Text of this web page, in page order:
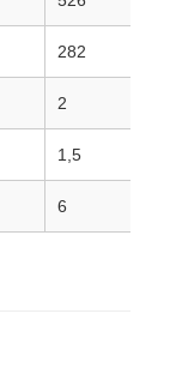
282
2
1,5
6